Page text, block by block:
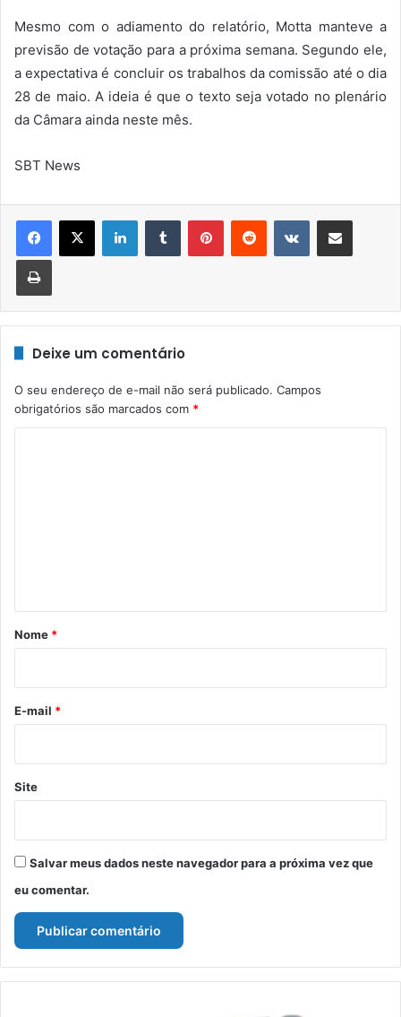
Mesmo com o adiamento do relatório, Motta manteve a
previsão de votação para a próxima semana. Segundo ele,
a expectativa é concluir os trabalhos da comissão até o dia
28 de maio. A ideia é que o texto seja votado no plenário
da Câmara ainda neste mês.
SBT News
LinkedinTumblr PinterestReddit VK Compartilhar via e-mail
Imprimir
Deixe um comentário
O seu endereço de e-mail não será publicado. Campos
obrigatórios são marcados com *
r
*
Nome *
E-mail *
Site
Salvar meus dados neste navegador para a próxima vez que
eu comentar.